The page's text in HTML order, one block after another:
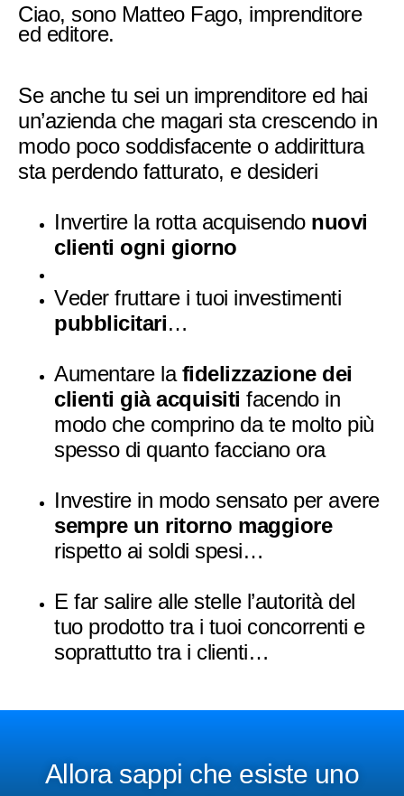
Ciao, sono Matteo Fago, imprenditore
ed editore.
Se anche tu sei un imprenditore ed hai
un’azienda che magari sta crescendo in
modo poco soddisfacente o addirittura
sta perdendo fatturato, e desideri
Invertire la rotta acquisendo nuovi
clienti ogni giorno
Veder fruttare i tuoi investimenti
pubblicitari…
Aumentare lafidelizzazione dei
clienti già acquisiti facendo in
modo che comprino da te molto più
spesso di quanto facciano ora
Investire in modo sensato per avere
sempre un ritorno maggiore
rispetto ai soldi spesi…
E far salire alle stelle l’autorità del
tuo prodotto tra i tuoi concorrenti e
soprattutto tra i clienti…
Allora sappi che esiste uno